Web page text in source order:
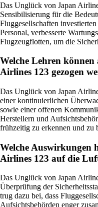
Das Unglück von Japan
Sensibilisierung für die
Fluggesellschaften
Personal, verbesserte
Flugzeugflotten, um die
Welche Lehren
Airlines 123 gezogen
Das Unglück von Japan
einer kontinuierlichen
sowie einer offenen
Herstellern und
frühzeitig zu erkennen und zu
Welche Auswirkungen
Airlines 123 auf die
Das Unglück von Japan
Überprüfung der
trug dazu bei, dass
Aufsichtsbehörden enger